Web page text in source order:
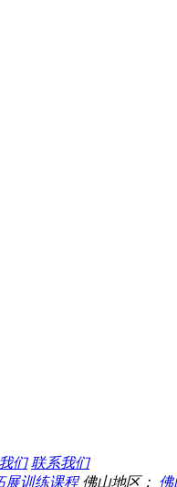
们 联系我们
展训练课程 佛山地区： 佛